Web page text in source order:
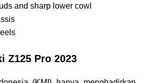
and sharp lower cowl
Z125 Pro 2023